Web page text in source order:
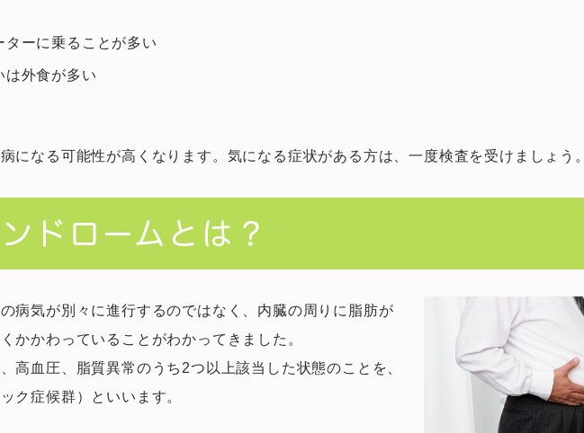
ーに乗ることが多い
は外食が多い
になる可能性が高くなります。気になる症状がある方は、一度検査を受けましょう。
ドロームとは？
病気が別々に進行するのではなく、内臓の周りに脂肪が
かかわっていることがわかってきました。
高血圧、脂質異常のうち2つ以上該当した状態のことを、
ク症候群）といいます。